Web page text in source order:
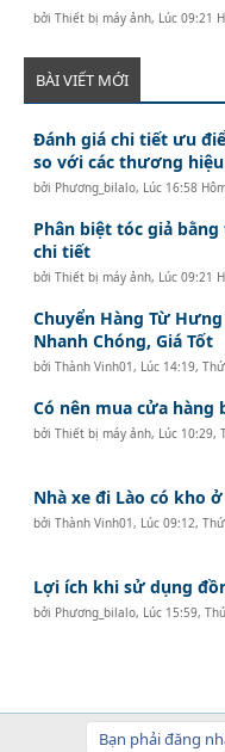
bởiThiết bị máy ảnh, Lúc 09:21
BÀI VIẾT MỚI
Đánh giá chi tiết ưu
so với các thương
bởi Phương_bilalo, Lúc 16:58
Phân biệt tóc giả
chi tiết
bởiThiết bị máy ảnh, Lúc 09:21
Chuyển Hàng Từ
Nhanh Chóng, Giá Tốt
bởiThành Vinh01, Lúc 14:19,
Có nên mua cửa
bởiThiết bị máy ảnh, Lúc 10:29,
Nhà xe đi Lào có kho
bởiThành Vinh01, Lúc 09:12,
Lợi ích khi sử dụng
bởi Phương_bilalo, Lúc 15:59,
Bạn phải đăng